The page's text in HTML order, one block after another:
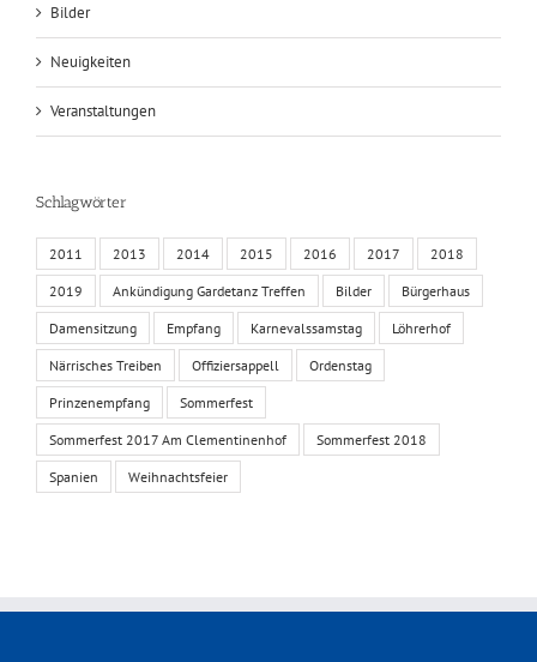
Bilder
Neuigkeiten
Veranstaltungen
Schlagwörter
2011 2013 2014 2015 2016 2017 2018
2019 Ankündigung Gardetanz Treffen Bilder Bürgerhaus
Damensitzung Empfang Karnevalssamstag Löhrerhof
Närrisches Treiben Offiziersappell Ordenstag
Prinzenempfang Sommerfest
Sommerfest 2017 Am Clementinenhof Sommerfest 2018
Spanien Weihnachtsfeier